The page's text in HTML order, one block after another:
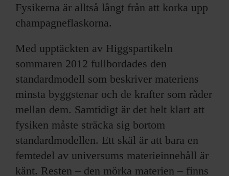
Fysikerna är alltså långt från att korka upp
champagneflaskorna.
Med upptäckten av Higgspartikeln
sommaren 2012 fullbordades den
standardmodell som beskriver materiens
minsta byggstenar och de krafter som råder
mellan dem. Samtidigt är det helt klart att
fysiken måste sträcka sig bortom
standardmodellen. Ett skäl är att bara en
femtedel av universums materieinnehåll är
känt. Resten – den mörka materien – finns